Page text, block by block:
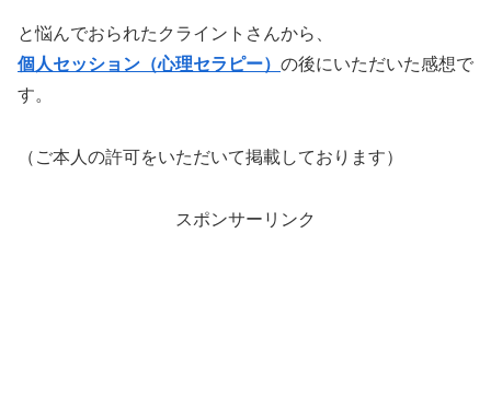
と悩んでおられたクライントさんから、
個人セッション（心理セラピー） の後にいただいた感想で
す。
（ご本人の許可をいただいて掲載しております）
スポンサーリンク